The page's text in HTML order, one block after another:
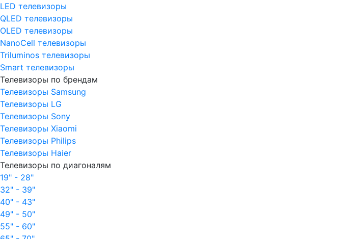
LED телевизоры
QLED телевизоры
OLED телевизоры
NanoCell телевизоры
Triluminos телевизоры
Smart телевизоры
Телевизоры по брендам
Телевизоры Samsung
Телевизоры LG
Телевизоры Sony
Телевизоры Xiaomi
Телевизоры Philips
Телевизоры Haier
Телевизоры по диагоналям
19" - 28"
32" - 39"
40" - 43"
49" - 50"
55" - 60"